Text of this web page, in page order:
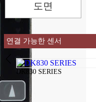
도면
연결 가능한 센서
DK830 SERIES
Product Details